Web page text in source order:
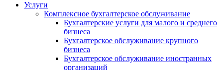
Услуги
Комплексное бухгалтерское обслуживание
Бухгалтерские услуги для малого и среднего
бизнеса
Бухгалтерское обслуживание крупного
бизнеса
Бухгалтерское обслуживание иностранных
организаций